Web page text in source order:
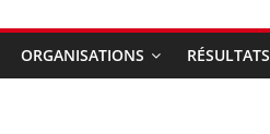
ORGANISATIONS RÉSULTATS